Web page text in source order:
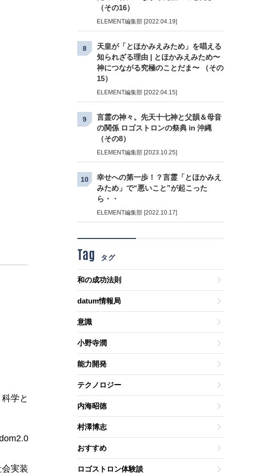
学と
実装
（その16）
ELEMENT編集部 [2022.04.19]
8
天皇が「とほかみえみため」を唱える
知られざる理由 | とほかみえみため〜
神につながる究極のことだま〜 （その
15）
ELEMENT編集部 [2022.04.15]
9
言霊の神々。先天十七神と父韻＆母音
の関係 ロゴストロンの祭典 in 沖縄
（その8）
ELEMENT編集部 [2023.10.25]
10
幸せへの第一歩！？言霊「とほかみえ
みため」で“悪いこと”が起こった
ら・・
ELEMENT編集部 [2022.10.17]
Tag タグ
和の成功法則
datum情報局
意識
小野寺潤
能力開発
テクノロジー
内海昭徳
村澤博志
おすすめ
ロゴストロン体験談